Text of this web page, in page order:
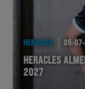
HERACLES 05-
HERACLES
2027